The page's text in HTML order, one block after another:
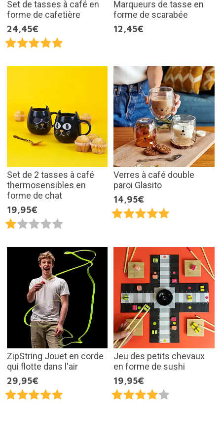
Set de tasses à café en
forme de cafetière
24,45€
Marqueurs de tasse en
forme de scarabée
12,45€
Set de 2 tasses à café
thermosensibles en
forme de chat
19,95€
Verres à café double
paroi Glasito
14,95€
ZipString Jouet en corde
qui flotte dans l'air
29,95€
Jeu des petits chevaux
en forme de sushi
19,95€